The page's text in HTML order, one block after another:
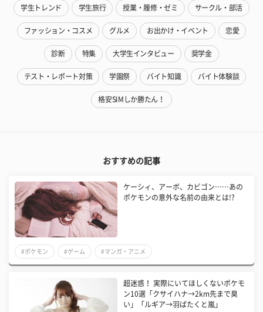
学生トレンド 学生旅行 授業・履修・ゼミ サークル・部活
ファッション・コスメ グルメ お出かけ・イベント 恋愛
診断 特集 大学生インタビュー 奨学金
テスト・レポート対策 学園祭 バイト知識 バイト体験談
格安SIMしか勝たん！
おすすめの記事
ケーシィ、アーボ、カビゴン……あの
ポケモンの意外な名前の由来とは!?
#ポケモン #ゲーム #マンガ・アニメ
超迷惑！ 実際にいてほしくないポケモ
ン10選「クサイハナ→2km先まで臭
い」「ルギア→羽ばたくと嵐」